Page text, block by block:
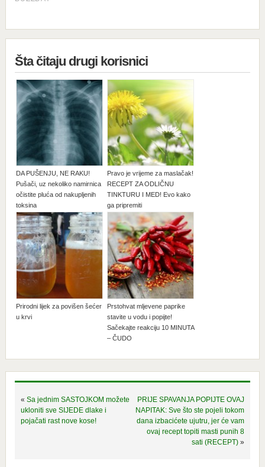
Šta čitaju drugi korisnici
DA PUŠENJU, NE RAKU!
Pušači, uz nekoliko namirnica
očistite pluća od nakupljenih
toksina
Pravo je vrijeme za maslačak!
RECEPT ZA ODLIČNU
TINKTURU I MED! Evo kako
ga pripremiti
Prirodni lijek za povišen šećer
u krvi
Prstohvat mljevene paprike
stavite u vodu i popijte!
Sačekajte reakciju 10 MINUTA
– ČUDO
« Sa jednim SASTOJKOM možete
ukloniti sve SIJEDE dlake i
pojačati rast nove kose!
PRIJE SPAVANJA POPIJTE OVAJ
NAPITAK: Sve što ste pojeli tokom
dana izbacićete ujutru, jer će vam
ovaj recept topiti masti punih 8
sati (RECEPT) »